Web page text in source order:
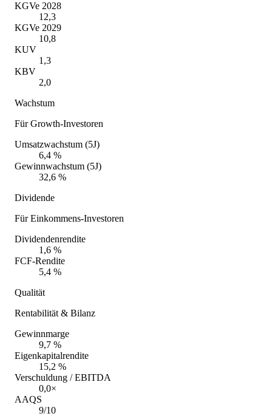
KGVe 2028
12,3
KGVe 2029
10,8
KUV
1,3
KBV
2,0
Wachstum
Für Growth-Investoren
Umsatzwachstum (5J)
6,4 %
Gewinnwachstum (5J)
32,6 %
Dividende
Für Einkommens-Investoren
Dividendenrendite
1,6 %
FCF-Rendite
5,4 %
Qualität
Rentabilität & Bilanz
Gewinnmarge
9,7 %
Eigenkapitalrendite
15,2 %
Verschuldung / EBITDA
0,0×
AAQS
9/10